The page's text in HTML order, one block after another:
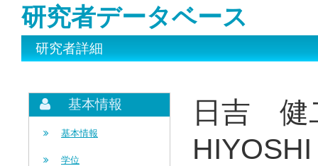
研究者データベース
研究者詳細
基本情報
基本情報
学位
日吉 健